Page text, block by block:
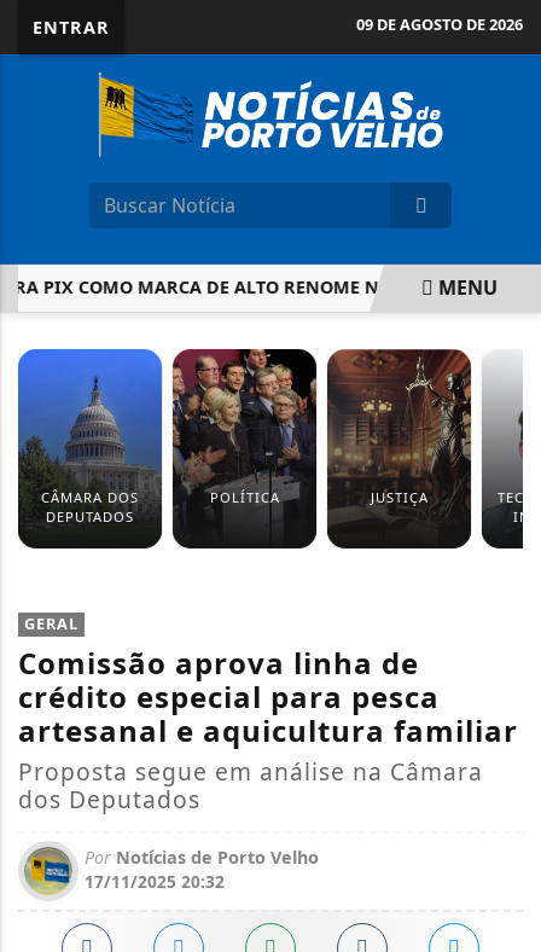
ENTRAR 09 DE AGOSTO DE 2026
PIX COMO MARCA DE ALTO RENOME NO INPI POLÍCIA
MENU
CÂMARA DOS
DEPUTADOS
POLÍTICA JUSTIÇA
GERAL
Comissão aprova linha de
crédito especial para pesca
artesanal e aquicultura familiar
Proposta segue em análise na Câmara
dos Deputados
Por Notícias de Porto Velho
17/11/2025 20:32